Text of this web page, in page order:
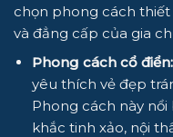
chọn phong cách
và đẳng cấp của gia
Phong cách cổ điển:
yêu thích vẻ đẹp
Phong cách này
khắc tinh xảo, nội